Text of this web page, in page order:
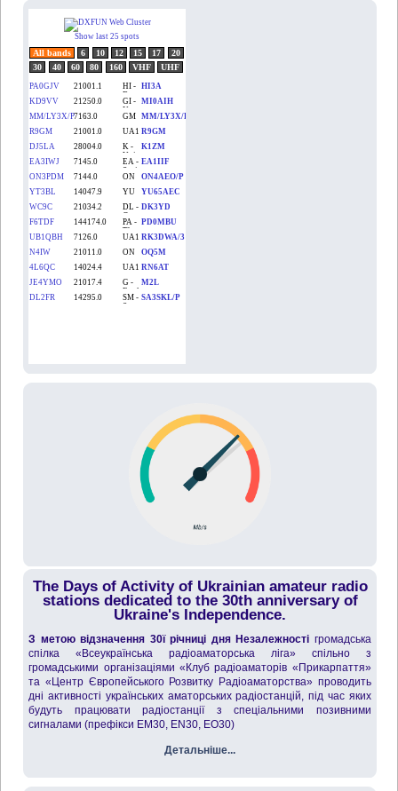
The Days of Activity of Ukrainian amateur radio
stations dedicated to the 30th anniversary of
Ukraine's Independence.
З метою відзначення 30ї річниці дня Незалежності громадська
спілка «Всеукраїнська радіоаматорська ліга» спільно з
громадськими організаціями «Клуб радіоаматорів «Прикарпаття»
та «Центр Європейського Розвитку Радіоаматорства» проводить
дні активності українських аматорських радіостанцій, під час яких
будуть працювати радіостанції з спеціальними позивними
сигналами (префікси EM30, EN30, EO30)
Детальніше...